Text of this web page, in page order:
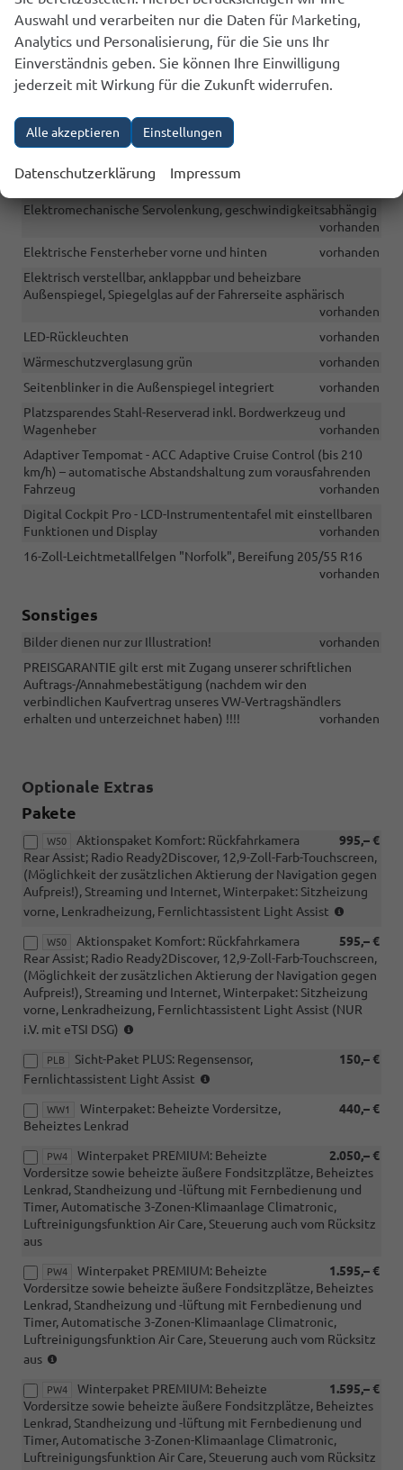
OPF - Partikelfilter (für TSI)
vorhanden
SCR – Selektive katalytische Reduzierung von NOx-Emissionen
mithilfe von AdBlue-Flüssigkeit (für TDI)
vorhanden
Reifendruckkontrolle
vorhanden
Zentralverriegelung mit Fernbedienung, 2 Klappschlüssel
Schlüsselloses Startsystem - Keyless Go - Startknopf
Elektromechanische Servolenkung, geschwindigkeitsabhängig
vorhanden
Elektrische Fensterheber vorne und hinten
vorhanden
Elektrisch verstellbar, anklappbar und beheizbare
Außenspiegel, Spiegelglas auf der Fahrerseite asphärisch
vorhanden
LED-Rückleuchten
vorhanden
Wärmeschutzverglasung grün
vorhanden
Seitenblinker in die Außenspiegel integriert
vorhanden
Platzsparendes Stahl-Reserverad inkl. Bordwerkzeug und
Wagenheber
vorhanden
Adaptiver Tempomat - ACC Adaptive Cruise Control (bis 210
km/h) – automatische Abstandshaltung zum vorausfahrenden
Fahrzeug
vorhanden
Digital Cockpit Pro - LCD-Instrumententafel mit einstellbaren
Funktionen und Display
vorhanden
16-Zoll-Leichtmetallfelgen "Norfolk", Bereifung 205/55 R16
vorhanden
Sonstiges
Bilder dienen nur zur Illustration!
vorhanden
PREISGARANTIE gilt erst mit Zugang unserer schriftlichen
Auftrags-/Annahmebestätigung (nachdem wir den
verbindlichen Kaufvertrag unseres VW-Vertragshändlers
erhalten und unterzeichnet haben) !!!!
vorhanden
Optionale Extras
Pakete
W50 995,– €
Aktionspaket Komfort: Rückfahrkamera
Rear Assist; Radio Ready2Discover, 12,9-Zoll-Farb-Touchscreen,
(Möglichkeit der zusätzlichen Aktierung der Navigation gegen
Aufpreis!), Streaming und Internet, Winterpaket: Sitzheizung
vorne, Lenkradheizung, Fernlichtassistent Light Assist
mit
1.5
eTSI
DSG)
W50 595,– €
Aktionspaket Komfort: Rückfahrkamera
Rear Assist; Radio Ready2Discover, 12,9-Zoll-Farb-Touchscreen,
(Möglichkeit der zusätzlichen Aktierung der Navigation gegen
Aufpreis!), Streaming und Internet, Winterpaket: Sitzheizung
vorne, Lenkradheizung, Fernlichtassistent Light Assist (NUR
i.V. mit eTSI DSG)
mit
1.5
DSG)
PLB 150,– €
Sicht-Paket PLUS: Regensensor,
Fernlichtassistent Light Assist
mit
WW1 440,– €
Winterpaket: Beheizte Vordersitze,
Beheiztes Lenkrad
PW4 2.050,– €
Winterpaket PREMIUM: Beheizte
Vordersitze sowie beheizte äußere Fondsitzplätze, Beheiztes
Lenkrad, Standheizung und -lüftung mit Fernbedienung und
Timer, Automatische 3-Zonen-Klimaanlage Climatronic,
Luftreinigungsfunktion Air Care, Steuerung auch vom Rücksitz
aus
PW4 1.595,– €
Winterpaket PREMIUM: Beheizte
Vordersitze sowie beheizte äußere Fondsitzplätze, Beheiztes
Lenkrad, Standheizung und -lüftung mit Fernbedienung und
Timer, Automatische 3-Zonen-Klimaanlage Climatronic,
Luftreinigungsfunktion Air Care, Steuerung auch vom Rücksitz
aus
mit
Lederpolsterung
Vienna
oder
Aktionspaket
PW4 1.595,– €
Winterpaket PREMIUM: Beheizte
Vordersitze sowie beheizte äußere Fondsitzplätze, Beheiztes
Lenkrad, Standheizung und -lüftung mit Fernbedienung und
Timer, Automatische 3-Zonen-Klimaanlage Climatronic,
Luftreinigungsfunktion Air Care, Steuerung auch vom Rücksitz
Auswahl und verarbeiten nur die Daten für Marketing,
Analytics und Personalisierung, für die Sie uns Ihr
Einverständnis geben. Sie können Ihre Einwilligung
jederzeit mit Wirkung für die Zukunft widerrufen.
Alle akzeptieren Einstellungen
Datenschutzerklärung Impressum